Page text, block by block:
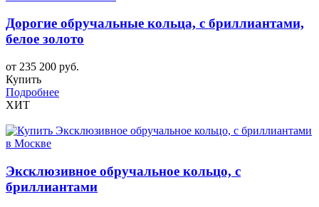
Дорогие обручальные кольца, с бриллиантами,
белое золото
от 235 200 руб.
Купить
Подробнее
ХИТ
Эксклюзивное обручальное кольцо, с
бриллиантами